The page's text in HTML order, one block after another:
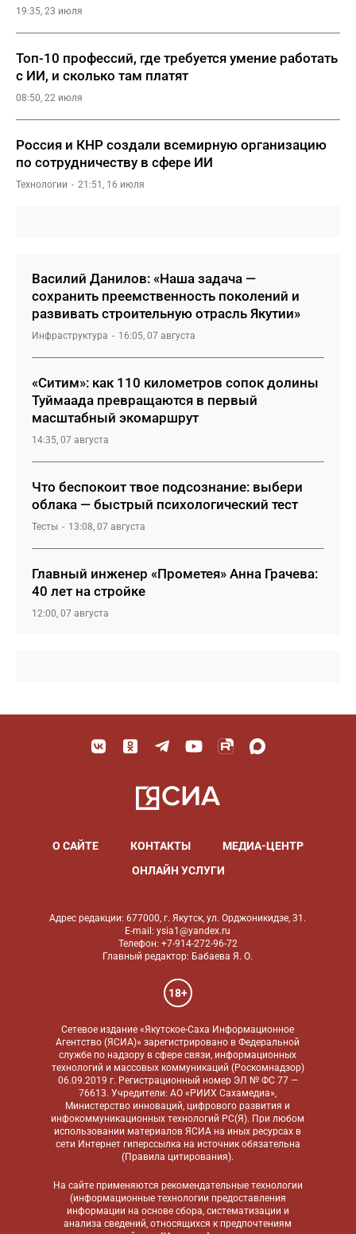
19:35, 23 июля
Топ-10 профессий, где требуется умение работать
с ИИ, и сколько там платят
08:50, 22 июля
Россия и КНР создали всемирную организацию
по сотрудничеству в сфере ИИ
Технологии 21:51, 16 июля
Василий Данилов: «Наша задача —
сохранить преемственность поколений и
развивать строительную отрасль Якутии»
Инфраструктура 16:05, 07 августа
«Ситим»: как 110 километров сопок долины
Туймаада превращаются в первый
масштабный экомаршрут
14:35, 07 августа
Что беспокоит твое подсознание: выбери
облака — быстрый психологический тест
Тесты 13:08, 07 августа
Главный инженер «Прометея» Анна Грачева:
40 лет на стройке
12:00, 07 августа
О САЙТЕ КОНТАКТЫ
МЕДИА-ЦЕНТР
ОНЛАЙН УСЛУГИ
Адрес редакции: 677000, г. Якутск, ул. Орджоникидзе, 31.
E-mail: ysia1@yandex.ru
Телефон: +7-914-272-96-72
Главный редактор: Бабаева Я. О.
18+
Сетевое издание «Якутское-Саха Информационное
Агентство (ЯСИА)» зарегистрировано в Федеральной
службе по надзору в сфере связи, информационных
технологий и массовых коммуникаций (Роскомнадзор)
06.09.2019 г. Регистрационный номер ЭЛ № ФС 77 —
76613. Учредители: АО «РИИХ Сахамедиа»,
Министерство инноваций, цифрового развития и
инфокоммуникационных технологий РС(Я). При любом
использовании материалов ЯСИА на иных ресурсах в
сети Интернет гиперссылка на источник обязательна
(Правила цитирования).
На сайте применяются рекомендательные технологии
(информационные технологии предоставления
информации на основе сбора, систематизации и
анализа сведений, относящихся к предпочтениям